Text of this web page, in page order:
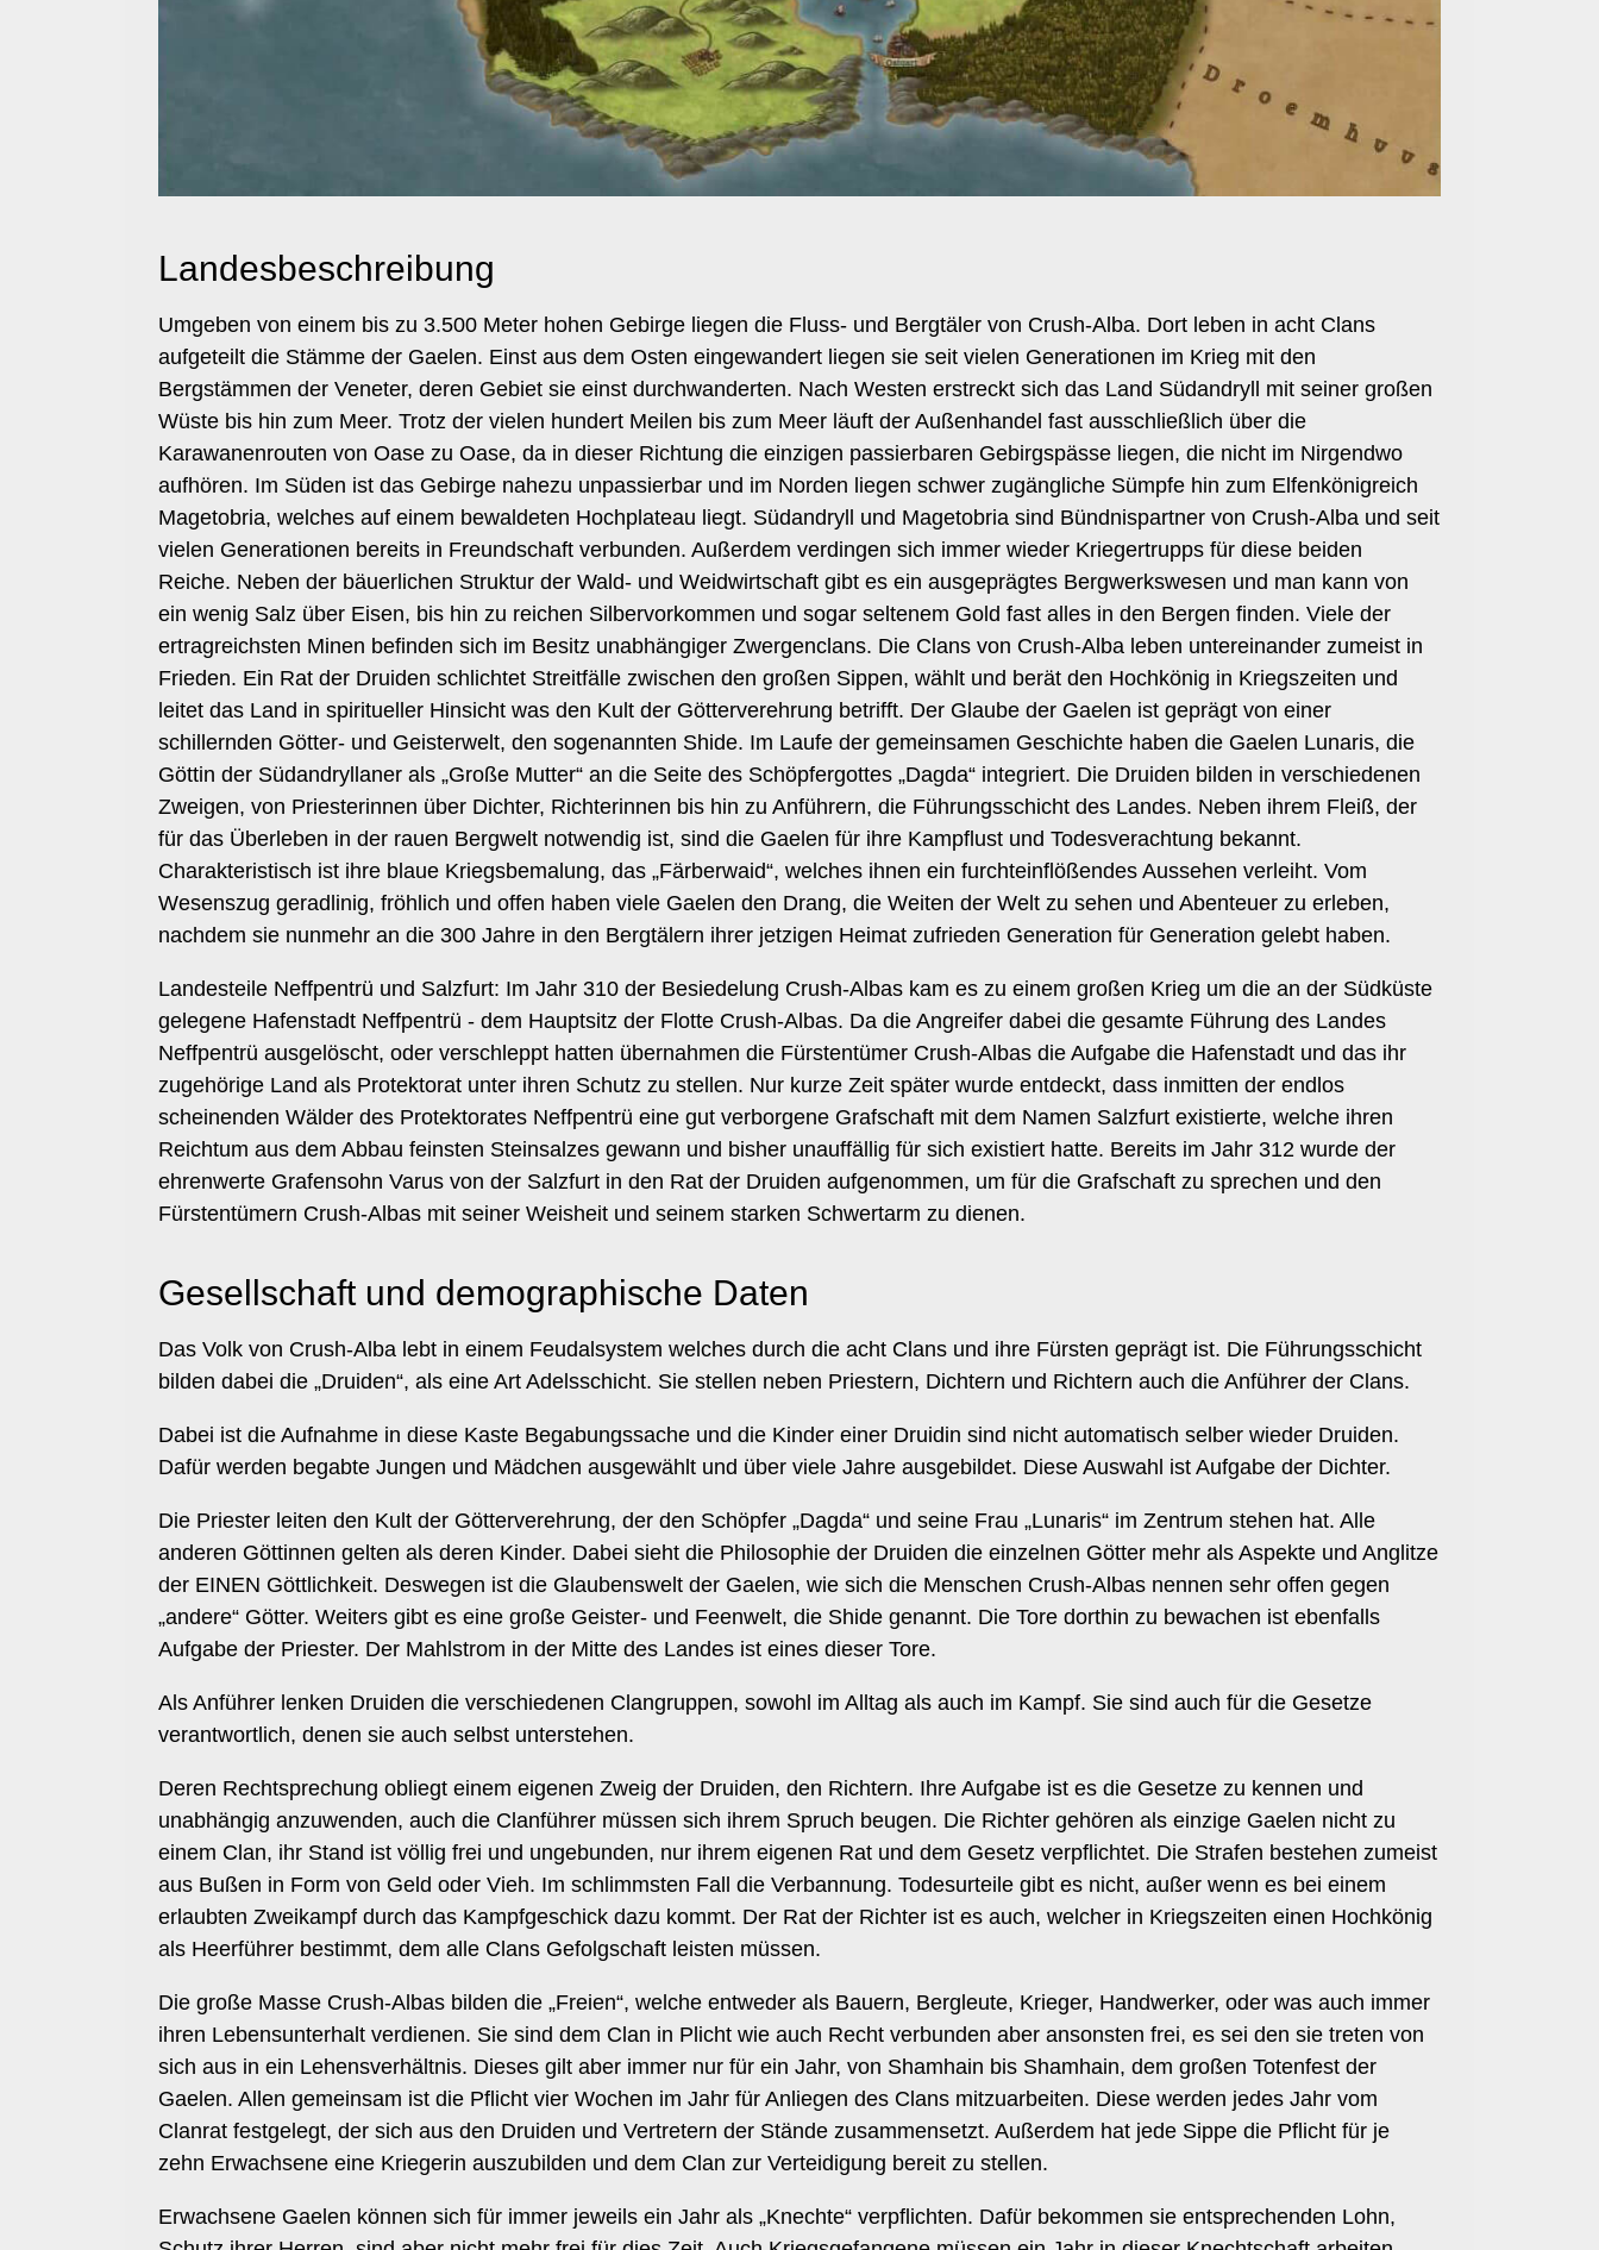
Landesbeschreibung
Umgeben von einem bis zu 3.500 Meter hohen Gebirge liegen die Fluss- und Bergtäler von Crush-Alba. Dort leben in acht Clans
aufgeteilt die Stämme der Gaelen. Einst aus dem Osten eingewandert liegen sie seit vielen Generationen im Krieg mit den
Bergstämmen der Veneter, deren Gebiet sie einst durchwanderten. Nach Westen erstreckt sich das Land Südandryll mit seiner großen
Wüste bis hin zum Meer. Trotz der vielen hundert Meilen bis zum Meer läuft der Außenhandel fast ausschließlich über die
Karawanenrouten von Oase zu Oase, da in dieser Richtung die einzigen passierbaren Gebirgspässe liegen, die nicht im Nirgendwo
aufhören. Im Süden ist das Gebirge nahezu unpassierbar und im Norden liegen schwer zugängliche Sümpfe hin zum Elfenkönigreich
Magetobria, welches auf einem bewaldeten Hochplateau liegt. Südandryll und Magetobria sind Bündnispartner von Crush-Alba und seit
vielen Generationen bereits in Freundschaft verbunden. Außerdem verdingen sich immer wieder Kriegertrupps für diese beiden
Reiche. Neben der bäuerlichen Struktur der Wald- und Weidwirtschaft gibt es ein ausgeprägtes Bergwerkswesen und man kann von
ein wenig Salz über Eisen, bis hin zu reichen Silbervorkommen und sogar seltenem Gold fast alles in den Bergen finden. Viele der
ertragreichsten Minen befinden sich im Besitz unabhängiger Zwergenclans. Die Clans von Crush-Alba leben untereinander zumeist in
Frieden. Ein Rat der Druiden schlichtet Streitfälle zwischen den großen Sippen, wählt und berät den Hochkönig in Kriegszeiten und
leitet das Land in spiritueller Hinsicht was den Kult der Götterverehrung betrifft. Der Glaube der Gaelen ist geprägt von einer
schillernden Götter- und Geisterwelt, den sogenannten Shide. Im Laufe der gemeinsamen Geschichte haben die Gaelen Lunaris, die
Göttin der Südandryllaner als „Große Mutter“ an die Seite des Schöpfergottes „Dagda“ integriert. Die Druiden bilden in verschiedenen
Zweigen, von Priesterinnen über Dichter, Richterinnen bis hin zu Anführern, die Führungsschicht des Landes. Neben ihrem Fleiß, der
für das Überleben in der rauen Bergwelt notwendig ist, sind die Gaelen für ihre Kampflust und Todesverachtung bekannt.
Charakteristisch ist ihre blaue Kriegsbemalung, das „Färberwaid“, welches ihnen ein furchteinflößendes Aussehen verleiht. Vom
Wesenszug geradlinig, fröhlich und offen haben viele Gaelen den Drang, die Weiten der Welt zu sehen und Abenteuer zu erleben,
nachdem sie nunmehr an die 300 Jahre in den Bergtälern ihrer jetzigen Heimat zufrieden Generation für Generation gelebt haben.
Landesteile Neffpentrü und Salzfurt: Im Jahr 310 der Besiedelung Crush-Albas kam es zu einem großen Krieg um die an der Südküste
gelegene Hafenstadt Neffpentrü - dem Hauptsitz der Flotte Crush-Albas. Da die Angreifer dabei die gesamte Führung des Landes
Neffpentrü ausgelöscht, oder verschleppt hatten übernahmen die Fürstentümer Crush-Albas die Aufgabe die Hafenstadt und das ihr
zugehörige Land als Protektorat unter ihren Schutz zu stellen. Nur kurze Zeit später wurde entdeckt, dass inmitten der endlos
scheinenden Wälder des Protektorates Neffpentrü eine gut verborgene Grafschaft mit dem Namen Salzfurt existierte, welche ihren
Reichtum aus dem Abbau feinsten Steinsalzes gewann und bisher unauffällig für sich existiert hatte. Bereits im Jahr 312 wurde der
ehrenwerte Grafensohn Varus von der Salzfurt in den Rat der Druiden aufgenommen, um für die Grafschaft zu sprechen und den
Fürstentümern Crush-Albas mit seiner Weisheit und seinem starken Schwertarm zu dienen.
Gesellschaft und demographische Daten
Das Volk von Crush-Alba lebt in einem Feudalsystem welches durch die acht Clans und ihre Fürsten geprägt ist. Die Führungsschicht
bilden dabei die „Druiden“, als eine Art Adelsschicht. Sie stellen neben Priestern, Dichtern und Richtern auch die Anführer der Clans.
Dabei ist die Aufnahme in diese Kaste Begabungssache und die Kinder einer Druidin sind nicht automatisch selber wieder Druiden.
Dafür werden begabte Jungen und Mädchen ausgewählt und über viele Jahre ausgebildet. Diese Auswahl ist Aufgabe der Dichter.
Die Priester leiten den Kult der Götterverehrung, der den Schöpfer „Dagda“ und seine Frau „Lunaris“ im Zentrum stehen hat. Alle
anderen Göttinnen gelten als deren Kinder. Dabei sieht die Philosophie der Druiden die einzelnen Götter mehr als Aspekte und Anglitze
der EINEN Göttlichkeit. Deswegen ist die Glaubenswelt der Gaelen, wie sich die Menschen Crush-Albas nennen sehr offen gegen
„andere“ Götter. Weiters gibt es eine große Geister- und Feenwelt, die Shide genannt. Die Tore dorthin zu bewachen ist ebenfalls
Aufgabe der Priester. Der Mahlstrom in der Mitte des Landes ist eines dieser Tore.
Als Anführer lenken Druiden die verschiedenen Clangruppen, sowohl im Alltag als auch im Kampf. Sie sind auch für die Gesetze
verantwortlich, denen sie auch selbst unterstehen.
Deren Rechtsprechung obliegt einem eigenen Zweig der Druiden, den Richtern. Ihre Aufgabe ist es die Gesetze zu kennen und
unabhängig anzuwenden, auch die Clanführer müssen sich ihrem Spruch beugen. Die Richter gehören als einzige Gaelen nicht zu
einem Clan, ihr Stand ist völlig frei und ungebunden, nur ihrem eigenen Rat und dem Gesetz verpflichtet. Die Strafen bestehen zumeist
aus Bußen in Form von Geld oder Vieh. Im schlimmsten Fall die Verbannung. Todesurteile gibt es nicht, außer wenn es bei einem
erlaubten Zweikampf durch das Kampfgeschick dazu kommt. Der Rat der Richter ist es auch, welcher in Kriegszeiten einen Hochkönig
als Heerführer bestimmt, dem alle Clans Gefolgschaft leisten müssen.
Die große Masse Crush-Albas bilden die „Freien“, welche entweder als Bauern, Bergleute, Krieger, Handwerker, oder was auch immer
ihren Lebensunterhalt verdienen. Sie sind dem Clan in Plicht wie auch Recht verbunden aber ansonsten frei, es sei den sie treten von
sich aus in ein Lehensverhältnis. Dieses gilt aber immer nur für ein Jahr, von Shamhain bis Shamhain, dem großen Totenfest der
Gaelen. Allen gemeinsam ist die Pflicht vier Wochen im Jahr für Anliegen des Clans mitzuarbeiten. Diese werden jedes Jahr vom
Clanrat festgelegt, der sich aus den Druiden und Vertretern der Stände zusammensetzt. Außerdem hat jede Sippe die Pflicht für je
zehn Erwachsene eine Kriegerin auszubilden und dem Clan zur Verteidigung bereit zu stellen.
Erwachsene Gaelen können sich für immer jeweils ein Jahr als „Knechte“ verpflichten. Dafür bekommen sie entsprechenden Lohn,